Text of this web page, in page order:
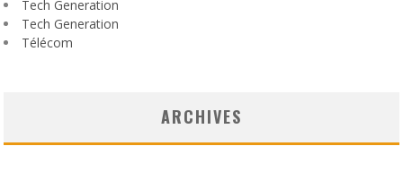
Tech Generation
Tech Generation
Télécom
ARCHIVES